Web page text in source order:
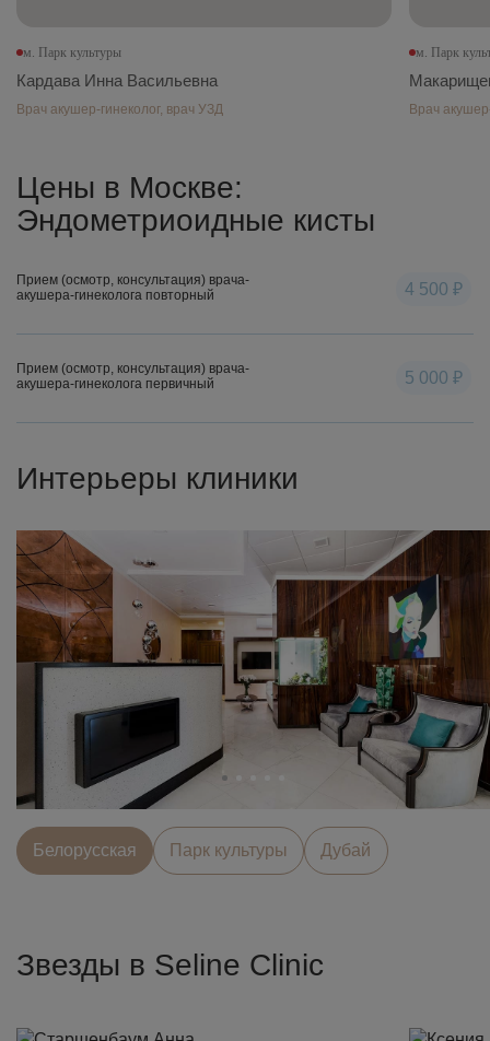
м. Парк культуры
Кардава Инна Васильевна
Врач акушер-гинеколог, врач УЗД
м. Парк
Врач
Цены в Москве:
Эндометриоидные кисты
Прием (осмотр, консультация) врача-
акушера-гинеколога повторный
4 500 ₽
Прием (осмотр, консультация) врача-
акушера-гинеколога первичный
5 000 ₽
Интерьеры клиники
Белорусcкая Парк культуры Дубай
Звезды в Seline Clinic